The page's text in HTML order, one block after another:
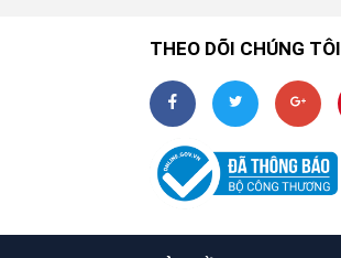
THEO DÕI CHÚNG TÔI